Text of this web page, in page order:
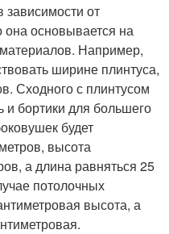
зависимости от
основывается на
Например,
ширине плинтуса,
Сходного с плинтусом
и бортики для большего
будет
высота
а длина равняться 25
потолочных
высота, а